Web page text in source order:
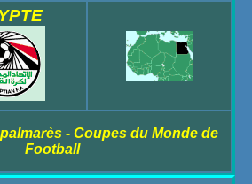
- Coupes du Monde de
Football